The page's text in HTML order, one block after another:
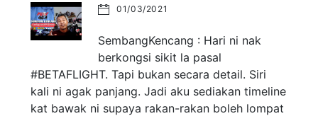
01/03/2021
SembangKencang : Hari ni nak
berkongsi sikit la pasal
#BETAFLIGHT. Tapi bukan secara detail. Siri
kali ni agak panjang. Jadi aku sediakan timeline
kat bawak ni supaya rakan-rakan boleh lompat